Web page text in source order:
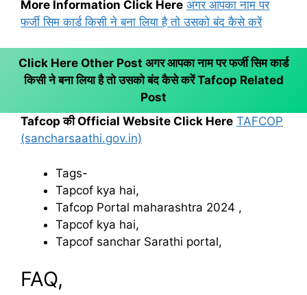
More Information Click Here अगर आपका नाम पर
फर्जी सिम कार्ड किसी ने बना लिया है तो उसको बंद कैसे करें
Click Here Other Post अगर आपका नाम पर फर्जी सिम कार्ड
किसी ने बना लिया है तो उसको बंद कैसे करेंTafcop Related
Post
Tafcop की Official Website Click Here TAFCOP
(sancharsaathi.gov.in)
Tags-
Tapcof kya hai,
Tafcop Portal maharashtra 2024 ,
Tapcof kya hai,
Tapcof sanchar Sarathi portal,
FAQ,